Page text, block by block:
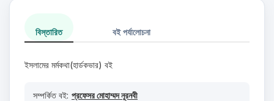
বিস্তারিত বই পর্যালোচনা
ইসলামের মর্মকথা(হার্ডকভার) বই
সম্পর্কিত বই: প্রফেসর মোহাম্মদ নূরনবী